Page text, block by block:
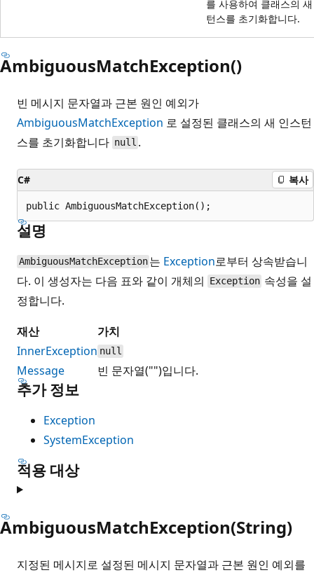
를 사용하여 클래스의
턴스를 초기화합니다.
AmbiguousMatchException()
빈 메시지 문자열과 근본 원인 예외가
AmbiguousMatchException 로 설정된 클래스의 새 인스턴
스를 초기화합니다 null .
C# 복사
public AmbiguousMatchException();
설명
AmbiguousMatchException 는 Exception로부터 상속받습니
다. 이 생성자는 다음 표와 같이 개체의
Exception 속성을 설
정합니다.
재산
가치
InnerException null
Message 빈 문자열("")입니다.
추가 정보
Exception
SystemException
적용 대상
AmbiguousMatchException(String)
지정된 메시지로 설정된 메시지 문자열과 근본 원인 예외를